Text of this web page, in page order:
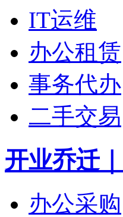
IT运维
办公租赁
事务代办
二手交易
开业乔迁
办公采购